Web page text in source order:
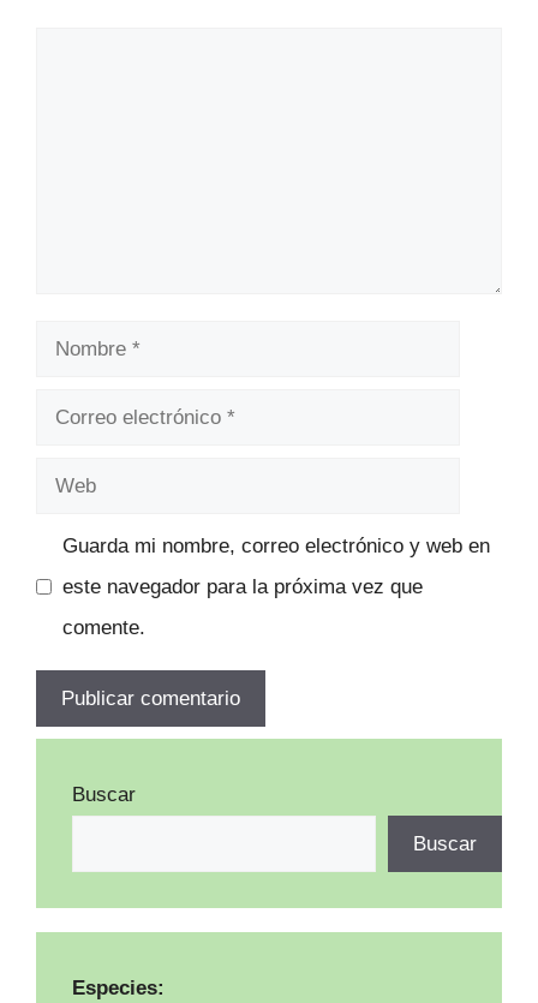
Nombre
Correo
Web
Guarda mi nombre, correo electrónico y web en
este navegador para la próxima vez que
comente.
Buscar
Buscar
Especies: